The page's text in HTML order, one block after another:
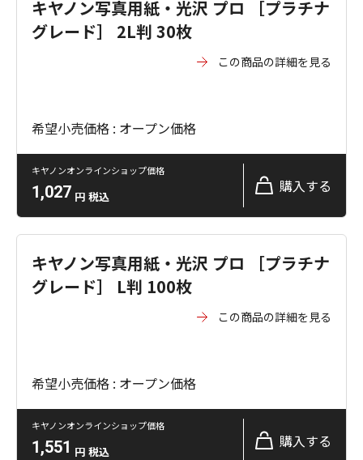
キヤノン写真用紙・光沢 プロ ［プラチナ
グレード］ 2L判 30枚
この商品の詳細を見る
希望小売価格 : オープン価格
キヤノンオンラインショップ価格
1,027 円 税込
購入する
キヤノン写真用紙・光沢 プロ ［プラチナ
グレード］ L判 100枚
この商品の詳細を見る
希望小売価格 : オープン価格
キヤノンオンラインショップ価格
1,551 円 税込
購入する